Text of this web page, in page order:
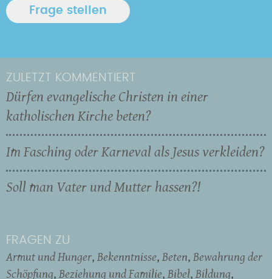
ZULETZT KOMMENTIERT
Dürfen evangelische Christen in einer
katholischen Kirche beten?
Im Fasching oder Karneval als Jesus verkleiden?
Soll man Vater und Mutter hassen?!
FRAGEN ZU
Armut und Hunger Bekenntnisse Beten Bewahrung der
Schöpfung Beziehung und Familie Bibel Bildung